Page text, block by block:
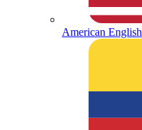
American English